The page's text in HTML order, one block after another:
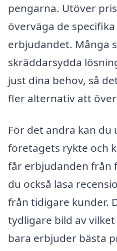
pengarna. Utöver
överväga de
erbjudandet. Många
skräddarsydda
just dina behov, så
fler alternativ att
För det andra kan du
företagets rykte och
får erbjudanden från
du också läsa
från tidigare kunder.
tydligare bild av
bara erbjuder bästa